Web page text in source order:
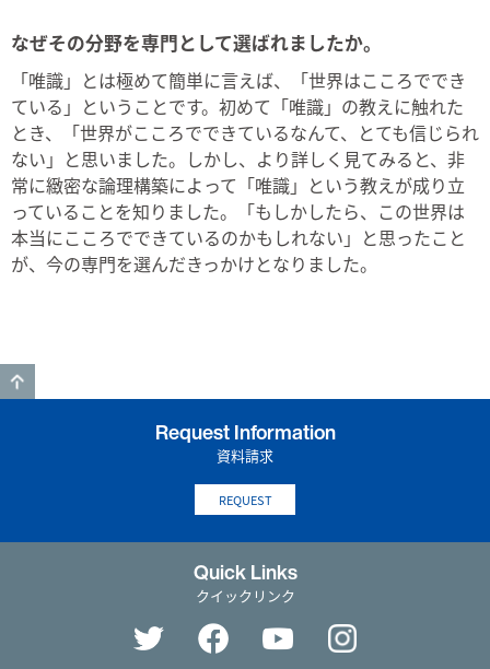
なぜその分野を専門として選ばれましたか。
「唯識」とは極めて簡単に言えば、「世界はこころででき
ている」ということです。初めて「唯識」の教えに触れた
とき、「世界がこころでできているなんて、とても信じられ
ない」と思いました。しかし、より詳しく見てみると、非
常に緻密な論理構築によって「唯識」という教えが成り立
っていることを知りました。「もしかしたら、この世界は
本当にこころでできているのかもしれない」と思ったこと
が、今の専門を選んだきっかけとなりました。
Request Information
資料請求
REQUEST
Quick Links
クイックリンク